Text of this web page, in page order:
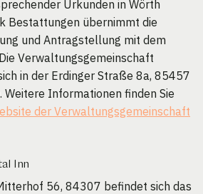
Urkunden in Wörth
Bestattungen übernimmt die
und Antragstellung mit dem
Verwaltungsgemeinschaft
in der Erdinger Straße 8a, 85457
Weitere Informationen finden Sie
der Verwaltungsgemeinschaft
Inn
56, 84307 befindet sich das